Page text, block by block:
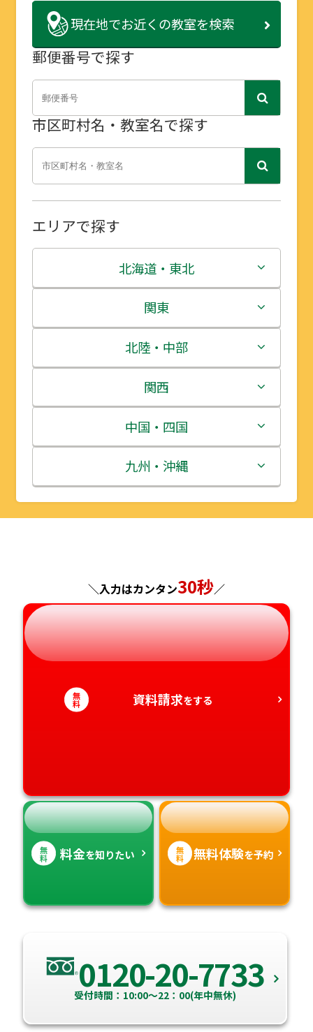
現在地でお近くの教室を検索
郵便番号で探す
市区町村名・教室名で探す
エリアで探す
北海道・東北
北海道
青森県
岩手県
宮城県
秋田県
山形県
関東
茨城県
栃木県
群馬県
埼玉県
千葉県
神奈川県
北陸・中部
新潟県
富山県
石川県
福井県
長野県
岐阜県
静岡県
愛知県
関西
三重県
滋賀県
京都府
兵庫県
奈良県
和歌山県
中国・四国
鳥取県
島根県
広島県
山口県
徳島県
香川県
九州・沖縄
福岡県
長崎県
熊本県
大分県
宮崎県
＼入力はカンタン30秒／
無
料 資料請求をする
無
料 料金を知りたい 無
料 無料体験を予約
0120-20-7733
受付時間：10:00～22：00(年中無休)